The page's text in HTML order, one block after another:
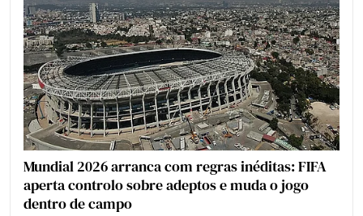
Mundial 2026 arranca com regras inéditas: FIFA
aperta controlo sobre adeptos e muda o jogo
dentro de campo